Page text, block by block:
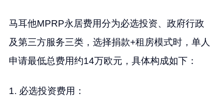
马耳他MPRP永居费用分为必选投资、政府行政
及第三方服务三类，选择捐款+租房模式时，单人
申请最低总费用约14万欧元，具体构成如下：
1. 必选投资费用：